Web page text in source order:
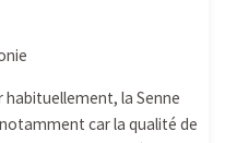
habituellement, la Senne
car la qualité de